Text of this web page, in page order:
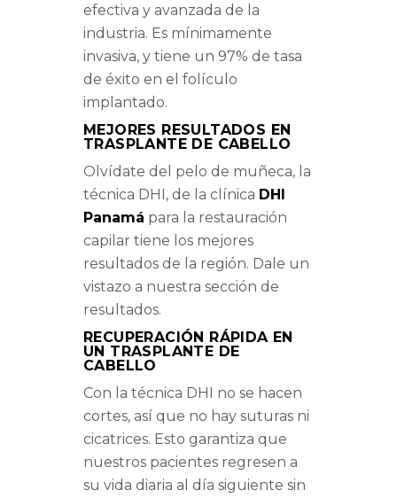
efectiva y avanzada de la
industria. Es mínimamente
invasiva, y tiene un 97% de tasa
de éxito en el folículo
implantado.
MEJORES RESULTADOS EN
TRASPLANTE DE CABELLO
Olvídate del pelo de muñeca, la
técnica DHI, de la clínica DHI
Panamá para la restauración
capilar tiene los mejores
resultados de la región. Dale un
vistazo a nuestra sección de
resultados.
RECUPERACIÓN RÁPIDA EN
UN TRASPLANTE DE
CABELLO
Con la técnica DHI no se hacen
cortes, así que no hay suturas ni
cicatrices. Esto garantiza que
nuestros pacientes regresen a
su vida diaria al día siguiente sin